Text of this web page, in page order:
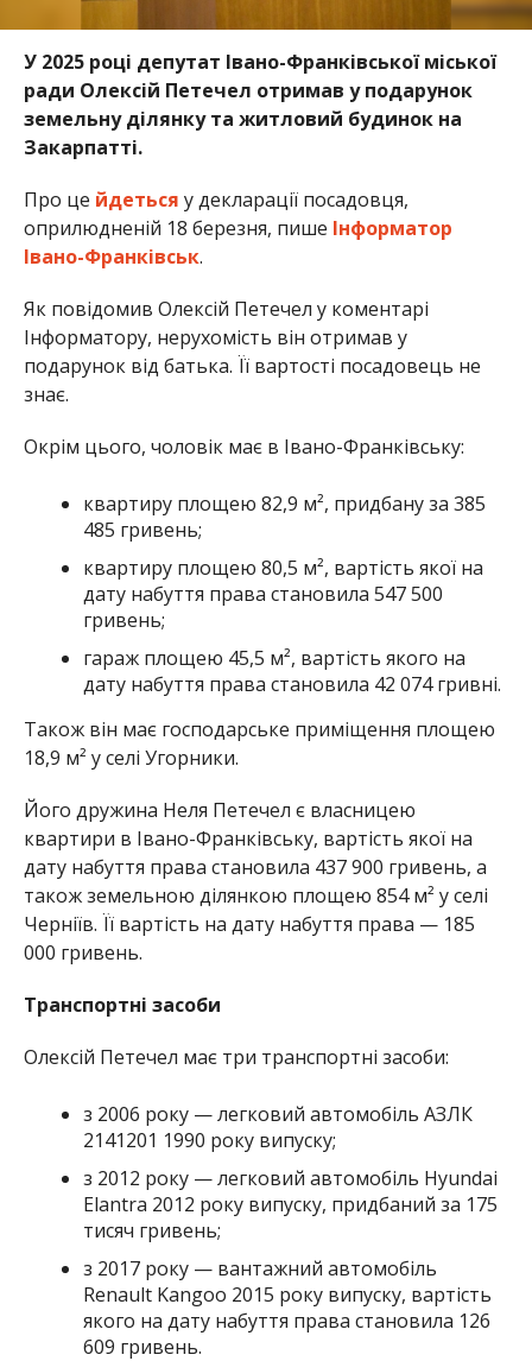
У 2025 році депутат Івано-Франківської міської
ради Олексій Петечел отримав у подарунок
земельну ділянку та житловий будинок на
Закарпатті.
Про це йдеться у декларації посадовця,
оприлюдненій 18 березня, пише Інформатор
Івано-Франківськ.
Як повідомив Олексій Петечел у коментарі
Інформатору, нерухомість він отримав у
подарунок від батька. Її вартості посадовець не
знає.
Окрім цього, чоловік має в Івано-Франківську:
квартиру площею 82,9 м², придбану за 385
485 гривень;
квартиру площею 80,5 м², вартість якої на
дату набуття права становила 547 500
гривень;
гараж площею 45,5 м², вартість якого на
дату набуття права становила 42 074 гривні.
Також він має господарське приміщення площею
18,9 м² у селі Угорники.
Його дружина Неля Петечел є власницею
квартири в Івано-Франківську, вартість якої на
дату набуття права становила 437 900 гривень, а
також земельною ділянкою площею 854 м² у селі
Черніїв. Її вартість на дату набуття права — 185
000 гривень.
Транспортні засоби
Олексій Петечел має три транспортні засоби:
з 2006 року — легковий автомобіль АЗЛК
2141201 1990 року випуску;
з 2012 року — легковий автомобіль Hyundai
Elantra 2012 року випуску, придбаний за 175
тисяч гривень;
з 2017 року — вантажний автомобіль
Renault Kangoo 2015 року випуску, вартість
якого на дату набуття права становила 126
609 гривень.